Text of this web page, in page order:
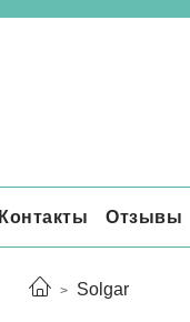
Контакты Отзывы
Solgar